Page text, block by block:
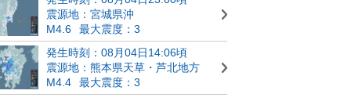
震源地：宮城県沖
M4.6
最大震度：3
発生時刻：08月04日14:06頃
震源地：熊本県天草・芦北地方
M4.4
最大震度：3